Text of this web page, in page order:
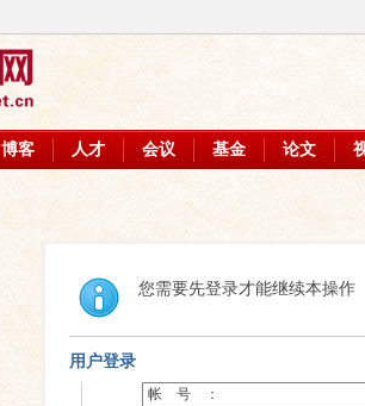
博客 人才 会议 基金 论文
您需要先登录才能继续本操作
用户登录
帐 号 ：